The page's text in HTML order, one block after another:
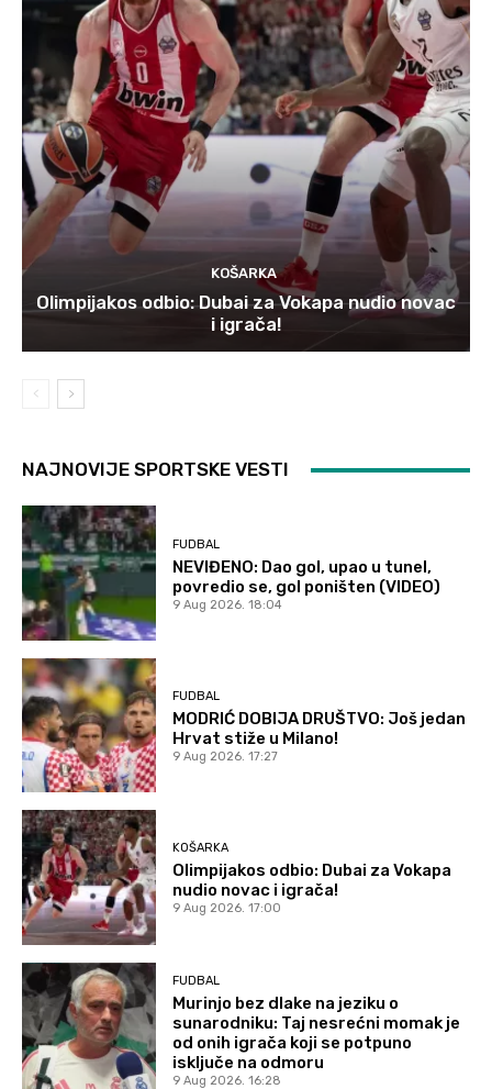
KOŠARKA
Olimpijakos odbio: Dubai za Vokapa nudio novac
i igrača!
NAJNOVIJE SPORTSKE VESTI
FUDBAL
NEVIĐENO: Dao gol, upao u tunel,
povredio se, gol poništen (VIDEO)
9 Aug 2026. 18:04
FUDBAL
MODRIĆ DOBIJA DRUŠTVO: Još jedan
Hrvat stiže u Milano!
9 Aug 2026. 17:27
KOŠARKA
Olimpijakos odbio: Dubai za Vokapa
nudio novac i igrača!
9 Aug 2026. 17:00
FUDBAL
Murinjo bez dlake na jeziku o
sunarodniku: Taj nesrećni momak je
od onih igrača koji se potpuno
isključe na odmoru
9 Aug 2026. 16:28